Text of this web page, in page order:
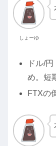
しょーゆ
ドル/
め。短
FTXの